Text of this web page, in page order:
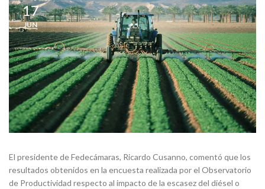
17
JUN
El presidente de Fedecámaras, Ricardo Cusanno, comentó que los
resultados obtenidos en la encuesta realizada por el Observatorio
de Productividad respecto al impacto de la escasez del diésel o